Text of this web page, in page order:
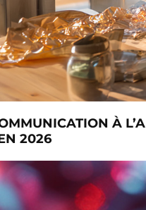
À
2026